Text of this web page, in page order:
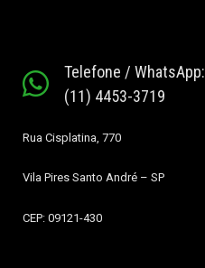
Telefone / WhatsApp:
(11) 4453-3719
Rua Cisplatina, 770
Vila Pires Santo André – SP
CEP: 09121-430